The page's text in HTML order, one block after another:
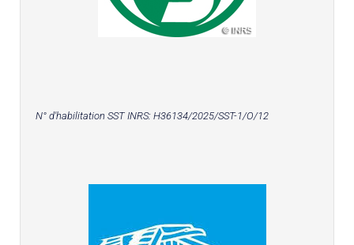
N° d'habilitation SST INRS: H36134/2025/SST-1/O/12